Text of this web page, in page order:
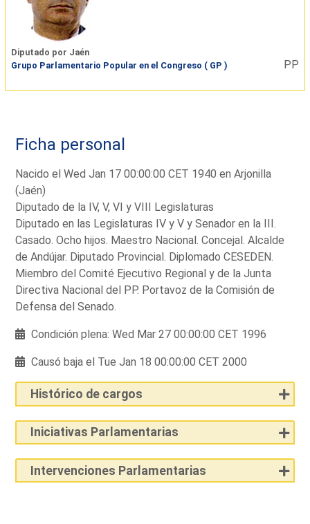
Diputado por Jaén
Grupo Parlamentario Popular en el Congreso ( GP )
PP
Ficha personal
Nacido el Wed Jan 17 00:00:00 CET 1940 en Arjonilla
(Jaén)
Diputado de la IV, V, VI y VIII Legislaturas
Diputado en las Legislaturas IV y V y Senador en la III.
Casado. Ocho hijos. Maestro Nacional. Concejal. Alcalde
de Andújar. Diputado Provincial. Diplomado CESEDEN.
Miembro del Comité Ejecutivo Regional y de la Junta
Directiva Nacional del PP. Portavoz de la Comisión de
Defensa del Senado.
Condición plena: Wed Mar 27 00:00:00 CET 1996
Causó baja el Tue Jan 18 00:00:00 CET 2000
Histórico de cargos
Iniciativas Parlamentarias
Intervenciones Parlamentarias